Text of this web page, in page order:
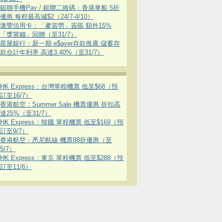
銀聯手機Pay / 銀聯二維碼：香港車船 5折
優惠 每程最高減$2（24/7-4/10）
滙豐信用卡：「麥當勞」簽賬 額外15%
「獎賞錢」回贈（至31/7）
星展銀行：新一期 e$aver存款推廣 儲蓄存
款合計年利率 高達3.40%（至31/7）
HK Express：台灣單程機票 低至$68（預
訂至16/7）
香港航空：Summer Sale 機票優惠 折扣高
達25%（至31/7）
HK Express：韓國 單程機票 低至$169（預
訂至9/7）
香港航空：悉尼航線 機票88折優惠（至
5/7）
HK Express：東京 單程機票 低至$288（預
訂至11/6）